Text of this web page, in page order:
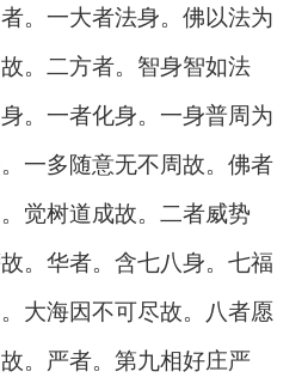
。一大者法身。佛以法为
。二方者。智身智如法
。一者化身。一身普周为
一多随意无不周故。佛者
觉树道成故。二者威势
。华者。含七八身。七福
大海因不可尽故。八者愿
。严者。第九相好庄严